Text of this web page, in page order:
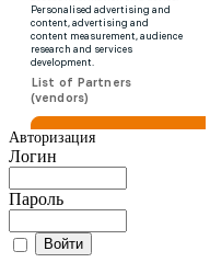
Авторизация
Логин
Пароль